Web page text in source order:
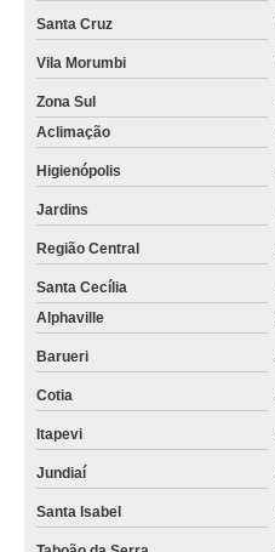
Santa Cruz
Vila Morumbi
Zona Sul
Aclimação
Higienópolis
Jardins
Região Central
Santa Cecília
Alphaville
Barueri
Cotia
Itapevi
Jundiaí
Santa Isabel